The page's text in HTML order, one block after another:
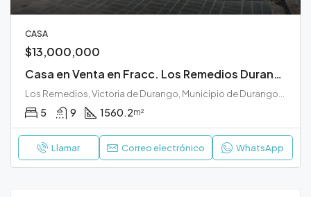
CASA
$13,000,000
Casa en Venta en Fracc. Los Remedios Durango
5 9 1560.2m²
Llamar Correo electrónico WhatsApp